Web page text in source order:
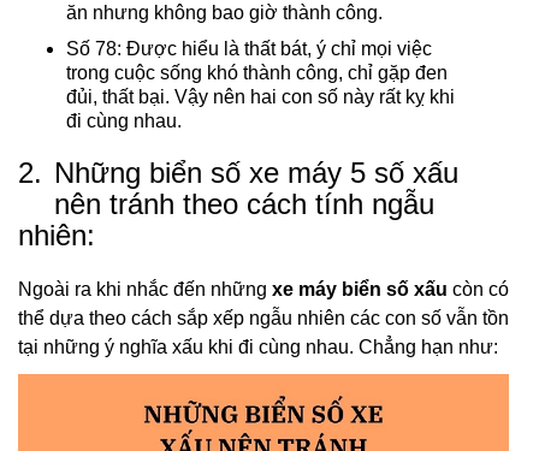
ăn nhưng không bao giờ thành công.
Số 78: Được hiểu là thất bát, ý chỉ mọi việc
trong cuộc sống khó thành công, chỉ gặp đen
đủi, thất bại. Vậy nên hai con số này rất kỵ khi
đi cùng nhau.
2. Những biển số xe máy 5 số xấu
nên tránh theo cách tính ngẫu
nhiên:
Ngoài ra khi nhắc đến những xe máy biển số xấu còn có
thể dựa theo cách sắp xếp ngẫu nhiên các con số vẫn tồn
tại những ý nghĩa xấu khi đi cùng nhau. Chẳng hạn như: